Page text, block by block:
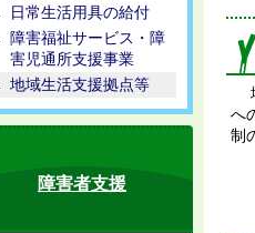
日常生活用具の給付
障害福祉サービス・障
害児通所支援事業
地域生活支援拠点等
障害者支援
へ
制